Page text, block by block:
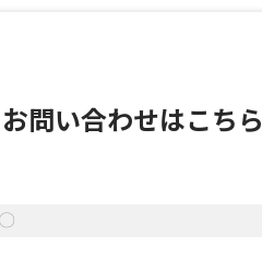
お問い合わせはこちら